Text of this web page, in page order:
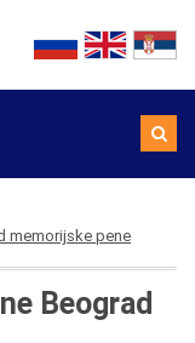
memorijske pene
Beograd